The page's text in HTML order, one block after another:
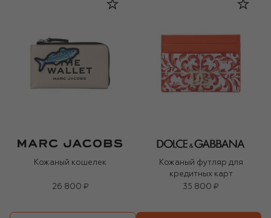
Кожаный кошелек
26 800 ₽
Кожаный футляр для
кредитных карт
35 800 ₽